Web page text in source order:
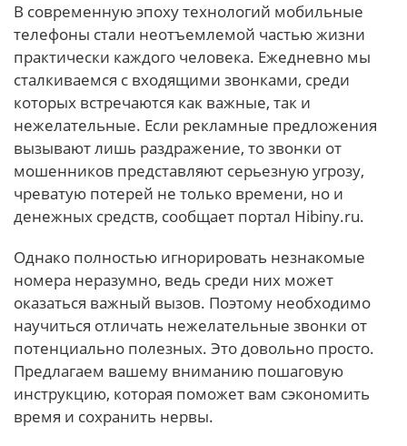
В современную эпоху технологий мобильные
телефоны стали неотъемлемой частью жизни
практически каждого человека. Ежедневно мы
сталкиваемся с входящими звонками, среди
которых встречаются как важные, так и
нежелательные. Если рекламные предложения
вызывают лишь раздражение, то звонки от
мошенников представляют серьезную угрозу,
чреватую потерей не только времени, но и
денежных средств, сообщает портал Hibiny.ru.
Однако полностью игнорировать незнакомые
номера неразумно, ведь среди них может
оказаться важный вызов. Поэтому необходимо
научиться отличать нежелательные звонки от
потенциально полезных. Это довольно просто.
Предлагаем вашему вниманию пошаговую
инструкцию, которая поможет вам сэкономить
время и сохранить нервы.